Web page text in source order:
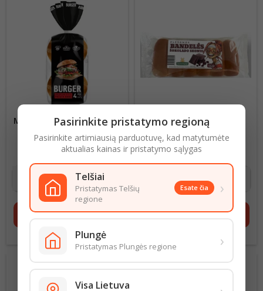
MĖSAINIŲ BANDELĖS 320G,
AMERIKIETIŠKO STILIAUS
VILNIAUS DUONA
Kaina
7,97 € už 1 kg
Į krepšelį
PLĖŠOMOS ŠOKOLADO
SKONIO BANDELĖS 250G
Kaina
11,25 € už 1 kg
shopping_cart Į krepšelį
Pasirinkite pristatymo regioną
Pasirinkite artimiausią parduotuvę, kad matytumėte
aktualias kainas ir pristatymo sąlygas
Telšiai
Pristatymas Telšių
regione
Esate čia ›
Plungė
Pristatymas Plungės regione ›
Visa Lietuva